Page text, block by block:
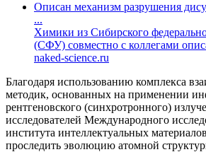
Описан механизм разрушения
...
Химики из Сибирского
(СФУ) совместно с коллегами
naked-science.ru
Благодаря использованию комплекса
методик, основанных на применении
рентгеновского (синхротронного)
исследователей Международного
института интеллектуальных
проследить эволюцию атомной